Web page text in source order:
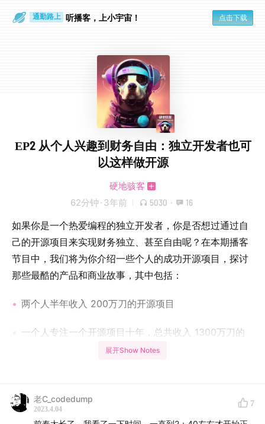
通勤路上 听播客，上小宇宙！ 点击下载
EP2 从个人兴趣到财务自由：独立开发者也可
以这样做开源
硬地骇客
62分钟 · 3年前 5030 · 16
如果你是一个热爱编程的独立开发者，你是否想过通过自
己的开源项目来实现财务独立、甚至自由呢？在本期播客
节目中，我们将为你介绍一些个人的成功开源项目，探讨
那些最酷的产品和商业故事，其中包括：
两个人半年收入 200万刀的开源项目
一个人专注一个开源项目十年，总共收入 1300万刀的
躺着赚钱，不提供售后服务的 to b 商业
展开Show Notes
老C_codedump
2023.4.04
7